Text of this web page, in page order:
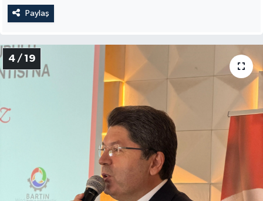
Paylaş
4 / 19